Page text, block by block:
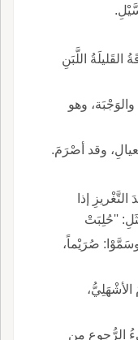
القَليلَةُ اللَّبَنِ
وهو
وقد أصْرَمَ.
إذا
''حُلِبَتْ
صُرَيْماً،
الرُّجوعِ من